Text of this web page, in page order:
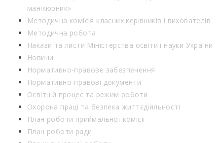
манікюрник»
Методична комісія класних керівників і вихователів
Методична робота
Накази та листи Міністерства освіти і науки України
Новини
Нормативно-правове забезпечення
Нормативно-правові документи
Освітній процес та режим роботи
Охорона праці та безпека життєдіяльності
План роботи приймальної комісії
План роботи ради